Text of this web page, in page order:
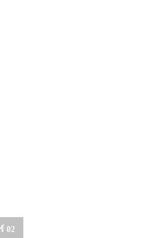
02